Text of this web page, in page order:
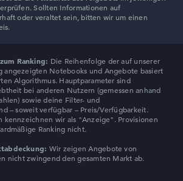
Ranking: Die Reihenfolge der auf unserer
angezeigten Notebooks und Angebote basiert
Algorithmus. Hauptparameter sind
bei anderen Nutzern (gemessen anhand
sowie deine Filter- und
– soweit verfügbar – Preis/Verfügbarkeit.
kennzeichnen wir als "Anzeige". Provisionen
Ranking nicht.
Wir zeigen Angebote von
nicht zwingend den gesamten Markt ab.